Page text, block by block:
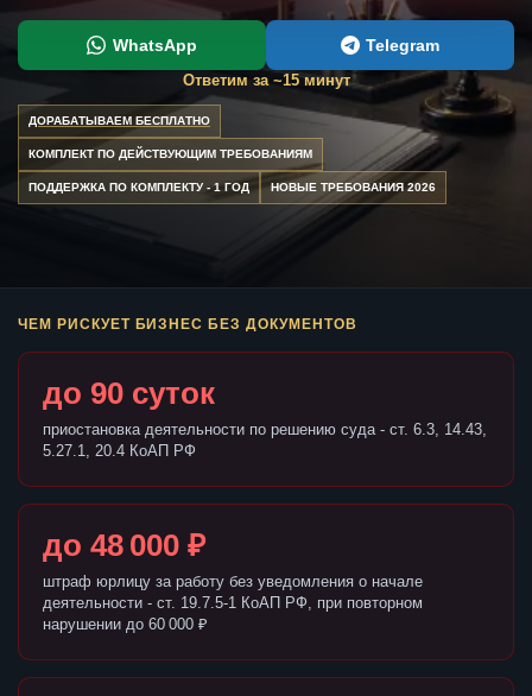
WhatsApp Telegram
Ответим за ~15 минут
ДОРАБАТЫВАЕМ БЕСПЛАТНО
КОМПЛЕКТ ПО ДЕЙСТВУЮЩИМ ТРЕБОВАНИЯМ
ПОДДЕРЖКА ПО КОМПЛЕКТУ - 1 ГОД НОВЫЕ ТРЕБОВАНИЯ 2026
ЧЕМ РИСКУЕТ БИЗНЕС БЕЗ ДОКУМЕНТОВ
до 90 суток
приостановка деятельности по решению суда - ст. 6.3, 14.43,
5.27.1, 20.4 КоАП РФ
до 48 000 ₽
штраф юрлицу за работу без уведомления о начале
деятельности - ст. 19.7.5-1 КоАП РФ, при повторном
нарушении до 60 000 ₽